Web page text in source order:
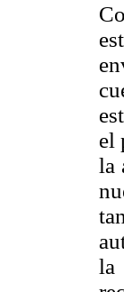
el
la
la